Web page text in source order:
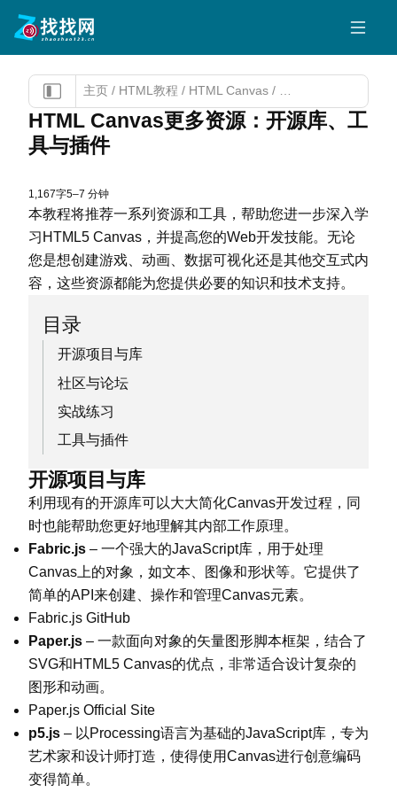
主页 / HTML教程 / HTML Canvas / HTML Canvas更多
HTML Canvas更多资源：开源库、工
具与插件
1,167字5–7 分钟
本教程将推荐一系列资源和工具，帮助您进一步深入学
习HTML5 Canvas，并提高您的Web开发技能。无论
您是想创建游戏、动画、数据可视化还是其他交互式内
容，这些资源都能为您提供必要的知识和技术支持。
目录
开源项目与库
社区与论坛
实战练习
工具与插件
开源项目与库
利用现有的开源库可以大大简化Canvas开发过程，同
时也能帮助您更好地理解其内部工作原理。
Fabric.js – 一个强大的JavaScript库，用于处理
Canvas上的对象，如文本、图像和形状等。它提供了
简单的API来创建、操作和管理Canvas元素。
Fabric.js GitHub
Paper.js – 一款面向对象的矢量图形脚本框架，结合了
SVG和HTML5 Canvas的优点，非常适合设计复杂的
图形和动画。
Paper.js Official Site
p5.js – 以Processing语言为基础的JavaScript库，专为
艺术家和设计师打造，使得使用Canvas进行创意编码
变得简单。